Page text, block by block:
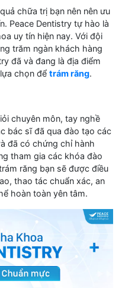
chữa trị bạn nên nên ưu
Peace Dentistry tự hào là
uy tín hiện nay. Với đội
trăm ngàn khách hàng
đã và đang là địa điểm
chọn để trám răng.
chuyên môn, tay nghề
bác sĩ đã qua đào tạo các
đã có chứng chỉ hành
tham gia các khóa đào
răng bạn sẽ được điều
thao tác chuẩn xác, an
hoàn toàn yên tâm.